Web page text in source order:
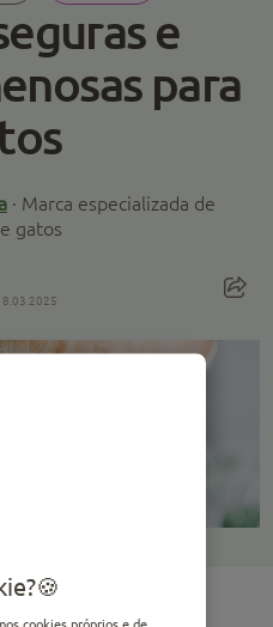
e
para
· Marca especializada de
gatos